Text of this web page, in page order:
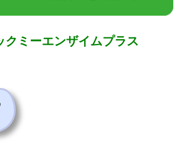
ミーエンザイムプラス